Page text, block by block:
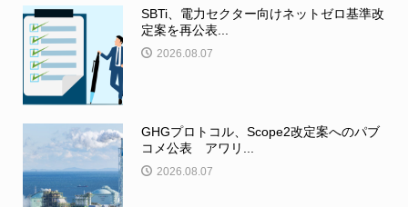
SBTi、電力セクター向けネットゼロ基準改
定案を再公表...
2026.08.07
GHGプロトコル、Scope2改定案へのパブ
コメ公表 アワリ...
2026.08.07